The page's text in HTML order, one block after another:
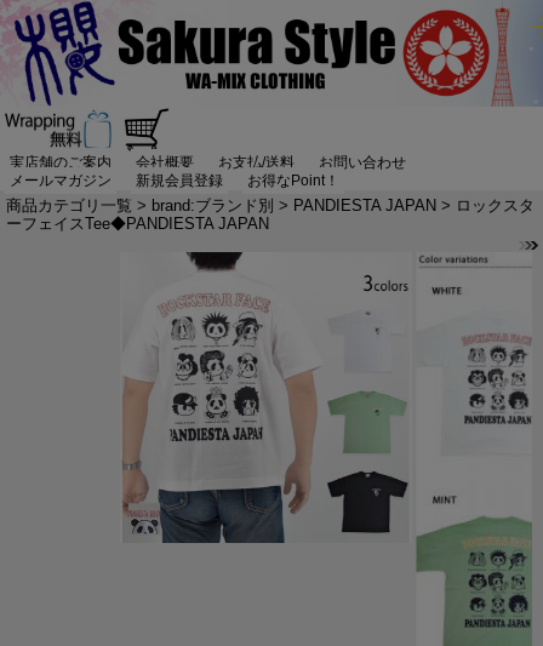
実店舗のご案内 会社概要 お支払/送料
お問い合わせ
メールマガジン
新規会員登録 お得なPoint！
商品カテゴリ一覧 > brand:ブランド別 > PANDIESTA JAPAN > ロックスタ
ーフェイスTee◆PANDIESTA JAPAN